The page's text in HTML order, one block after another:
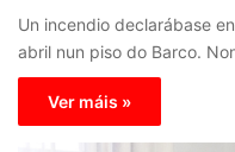
Un incendio declarábase
abril nun piso do Barco.
Ver máis »